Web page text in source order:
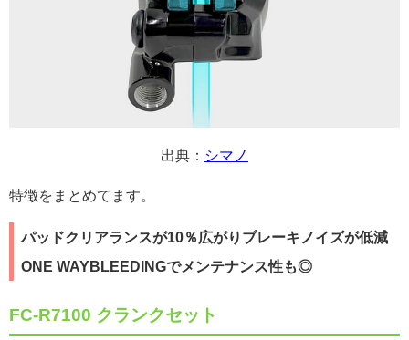
出典： シマノ
特徴をまとめてます。
パッドクリアランスが10％広がりブレーキノイズが低減
ONE WAYBLEEDINGでメンテナンス性も◎
FC-R7100 クランクセット